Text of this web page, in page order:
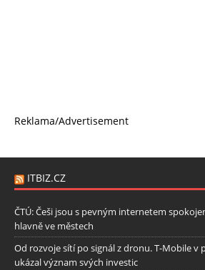
Reklama/Advertisement
ITBIZ.CZ
ČTÚ: Češi jsou s pevným internetem
hlavně ve městech
Od rozvoje sítí po signál z dronu. T-Mobile v
ukázal význam svých investic